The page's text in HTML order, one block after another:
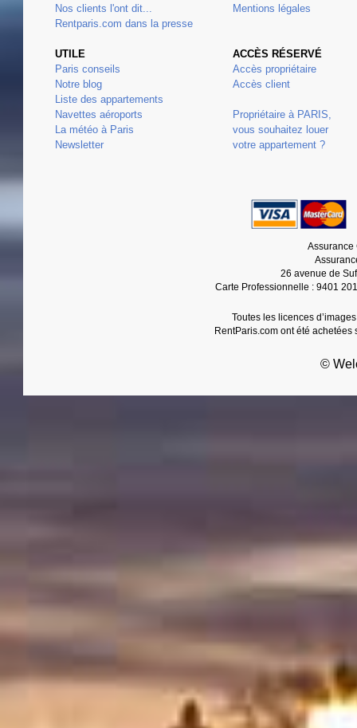
Nos clients l'ont dit...
Rentparis.com dans la presse
UTILE
Paris conseils
Notre blog
Liste des appartements
Navettes aéroports
La météo à Paris
Newsletter
Mentions légales
ACCÈS RÉSERVÉ
Accès propriétaire
Accès client
Propriétaire à PARIS,
vous souhaitez louer
votre appartement ?
Assurance
26 avenue de
Carte Professionnelle : 9401
Toutes les licences
RentParis.com ont été achetées
©